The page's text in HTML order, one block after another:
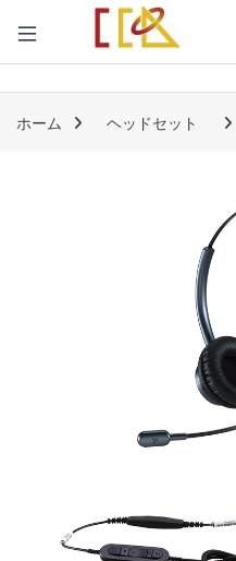
Open
ホーム ヘッドセット